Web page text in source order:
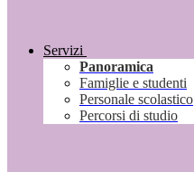
Servizi
Panoramica
Famiglie e studenti
Personale scolastico
Percorsi di studio